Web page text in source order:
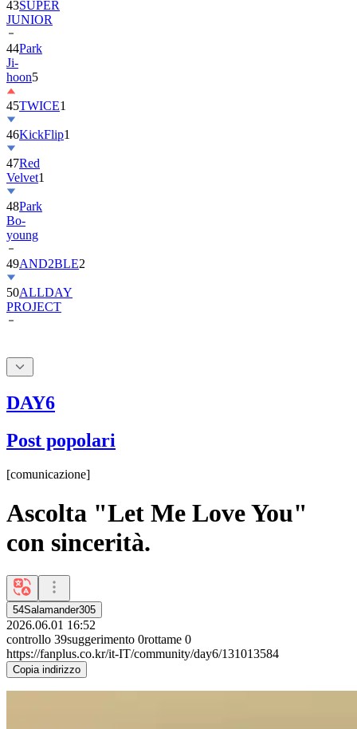
44Park
Ji-
hoon5
45TWICE
46KickFlip
47Red
Velvet
48Park
Bo-
young
49AND2BLE
50ALLDAY
PROJECT
DAY6
Post popolari
[comunicazione]
Ascolta "Let Me Love You"
con sincerità.
54Salamander305
2026.06.01 16:52
controllo 39suggerimento 0rottame 0
https://fanplus.co.kr/it-IT/community/day6/131013584
Copia indirizzo